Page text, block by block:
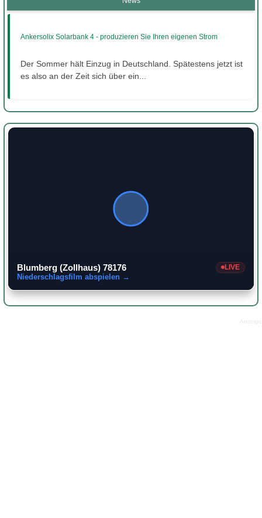
Ankersolix Solarbank 4 - produzieren Sie Ihren eigenen Strom
Der Sommer hält Einzug in Deutschland. Spätestens jetzt ist
es also an der Zeit sich über ein...
Blumberg (Zollhaus) 78176 LIVE
Niederschlagsfilm abspielen →